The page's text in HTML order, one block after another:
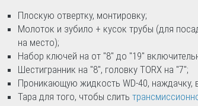
Плоскую отвертку, монтировку;
Молоток и зубило + кусок трубы (для
на место);
Набор ключей на от "8" до "19"
Шестигранник на "8", головку TORX на "7";
Проникающую жидкость WD-40, наждачку,
Тара для того, чтобы слить